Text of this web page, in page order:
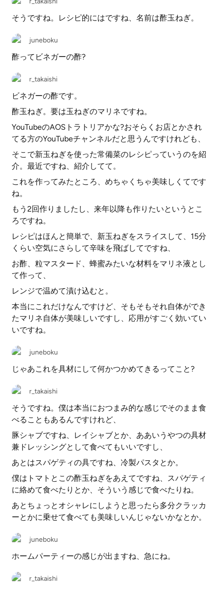
そうですね。レシピ的にはですね、名前は酢玉ねぎ。
juneboku
酢ってビネガーの酢?
r_takaishi
ビネガーの酢です。
酢玉ねぎ。要は玉ねぎのマリネですね。
YouTubeのAOSトラトリアかな?おそらくお店とかされ
てる方のYouTubeチャンネルだと思うんですけれども、
そこで新玉ねぎを使った常備菜のレシピっていうのを紹
介。最近ですね、紹介してて。
これを作ってみたところ、めちゃくちゃ美味しくてです
ね。
もう2回作りましたし、来年以降も作りたいというとこ
ろですね。
レシピはほんと簡単で、新玉ねぎをスライスして、15分
くらい空気にさらして辛味を飛ばしてですね、
お酢、粒マスタード、蜂蜜みたいな材料をマリネ液とし
て作って、
レンジで温めて漬け込むと。
本当にこれだけなんですけど、そもそもそれ自体ができ
たマリネ自体が美味しいですし、応用がすごく効いてい
いですね。
juneboku
じゃあこれを具材にして何かつかめてきるってこと?
r_takaishi
そうですね。僕は本当におつまみ的な感じでそのまま食
べることもあるんですけれど、
豚シャブですね、レイシャブとか、ああいうやつの具材
兼ドレッシングとして食べてもいいですし、
あとはスパゲティの具ですね、冷製パスタとか。
僕はトマトとこの酢玉ねぎをあえてですね、スパゲティ
に絡めて食べたりとか、そういう感じで食べたりね。
あとちょっとオシャレにしようと思ったら多分クラッカ
ーとかに乗せて食べても美味しいんじゃないかなとか。
juneboku
ホームパーティーの感じが出ますね、急にね。
r_takaishi